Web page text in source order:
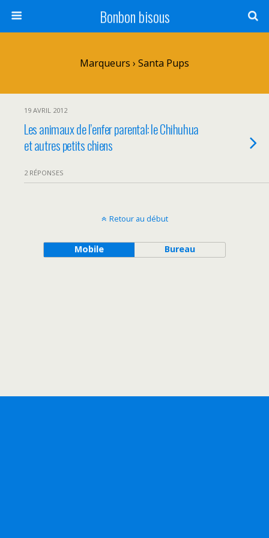
Bonbon bisous
Marqueurs › Santa Pups
19 AVRIL 2012
Les animaux de l’enfer parental: le Chihuhua
et autres petits chiens
2 RÉPONSES
Retour au début
Mobile Bureau